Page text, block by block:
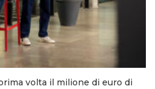
volta il milione di euro di